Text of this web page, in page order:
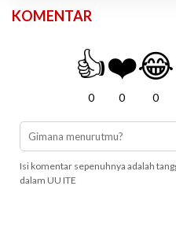
KOMENTAR
👍
0
❤️
0
😂
0
Isi komentar sepenuhnya adalah
dalam UU ITE